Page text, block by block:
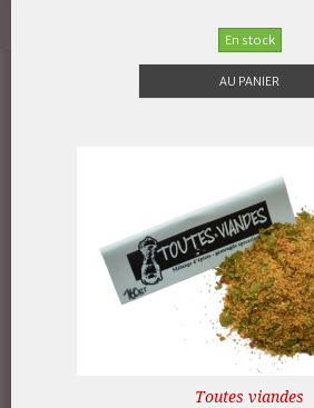
En stock
AU PANIER
Toutes viandes